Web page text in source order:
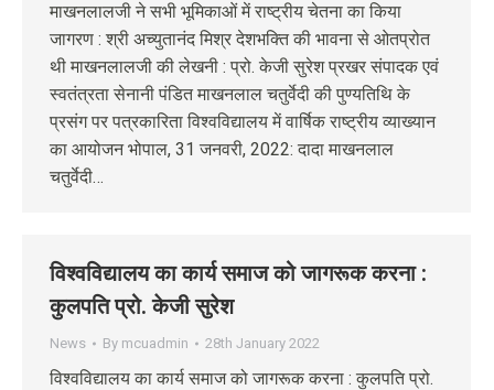
माखनलालजी ने सभी भूमिकाओं में राष्ट्रीय चेतना का किया
जागरण : श्री अच्युतानंद मिश्र देशभक्ति की भावना से ओतप्रोत
थी माखनलालजी की लेखनी : प्रो. केजी सुरेश प्रखर संपादक एवं
स्वतंत्रता सेनानी पंडित माखनलाल चतुर्वेदी की पुण्यतिथि के
प्रसंग पर पत्रकारिता विश्वविद्यालय में वार्षिक राष्ट्रीय व्याख्यान
का आयोजन भोपाल, 31 जनवरी, 2022: दादा माखनलाल
चतुर्वेदी…
विश्वविद्यालय का कार्य समाज को जागरूक करना :
कुलपति प्रो. केजी सुरेश
News By mcuadmin 28th January 2022
विश्वविद्यालय का कार्य समाज को जागरूक करना : कुलपति प्रो.